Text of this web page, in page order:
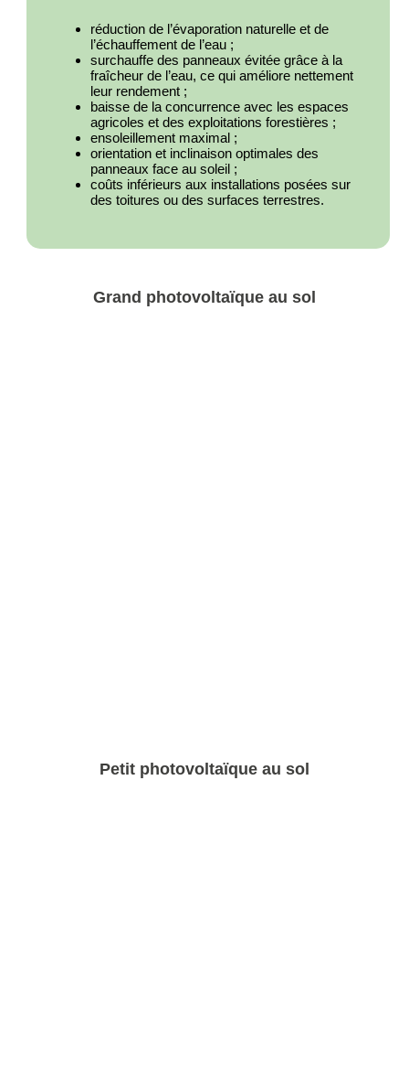
réduction de l’évaporation naturelle et de
l’échauffement de l’eau ;
surchauffe des panneaux évitée grâce à la
fraîcheur de l’eau, ce qui améliore nettement
leur rendement ;
baisse de la concurrence avec les espaces
agricoles et des exploitations forestières ;
ensoleillement maximal ;
orientation et inclinaison optimales des
panneaux face au soleil ;
coûts inférieurs aux installations posées sur
des toitures ou des surfaces terrestres.
Grand photovoltaïque au sol
Petit photovoltaïque au sol